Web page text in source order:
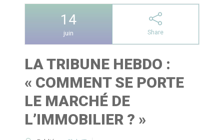
14
juin Share
LA TRIBUNE HEBDO :
« COMMENT SE PORTE
LE MARCHÉ DE
L’IMMOBILIER ? »